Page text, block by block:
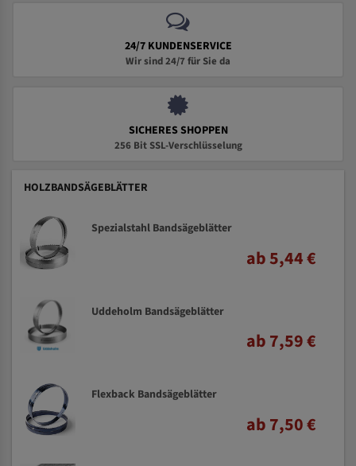
24/7 KUNDENSERVICE
Wir sind 24/7 für Sie da
SICHERES SHOPPEN
256 Bit SSL-Verschlüsselung
HOLZBANDSÄGEBLÄTTER
Spezialstahl Bandsägeblätter
ab 5,44 €
Uddeholm Bandsägeblätter
ab 7,59 €
Flexback Bandsägeblätter
ab 7,50 €